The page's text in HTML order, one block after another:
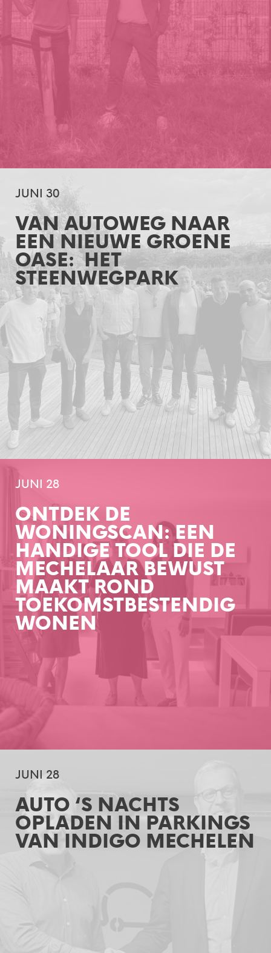
JUNI 30
VAN AUTOWEG NAAR
EEN NIEUWE GROENE
OASE: HET
STEENWEGPARK
JUNI 28
ONTDEK DE
WONINGSCAN: EEN
HANDIGE TOOL DIE DE
MECHELAAR BEWUST
MAAKT ROND
TOEKOMSTBESTENDIG
WONEN
JUNI 28
AUTO ‘S NACHTS
OPLADEN IN PARKINGS
VAN INDIGO MECHELEN